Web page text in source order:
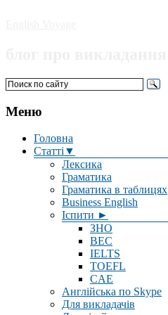
Меню
Головна
Статті▼
Лексика
Граматика
Граматика в таблицях
Business English
Іспити ►
ЗНО
BEC
IELTS
TOEFL
CAE
Англійська по Skype
Для викладачів